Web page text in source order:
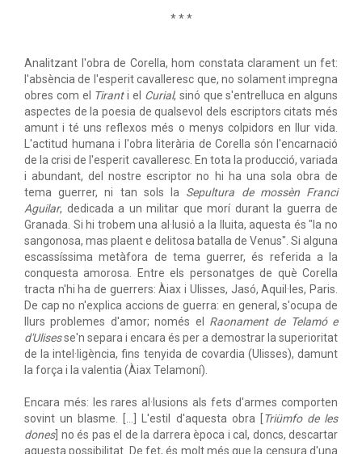
* * *
Analitzant l'obra de Corella, hom constata clarament un fet:
l'absència de l'esperit cavalleresc que, no solament impregna
obres com el Tiranti el Curial, sinó que s'entrelluca en alguns
aspectes de la poesia de qualsevol dels escriptors citats més
amunt i té uns reflexos més o menys colpidors en llur vida.
L'actitud humana i l'obra literària de Corella són l'encarnació
de la crisi de l'esperit cavalleresc. En tota la producció, variada
i abundant, del nostre escriptor no hi ha una sola obra de
tema guerrer, ni tan sols la Sepultura de mossèn Franci
Aguilar, dedicada a un militar que morí durant la guerra de
Granada. Si hi trobem una al·lusió a la lluita, aquesta és "la no
sangonosa, mas plaent e delitosa batalla de Venus". Si alguna
escassíssima metàfora de tema guerrer, és referida a la
conquesta amorosa. Entre els personatges de què Corella
tracta n'hi ha de guerrers: Àiax i Ulisses, Jasó, Aquil·les, Paris.
De cap no n'explica accions de guerra: en general, s'ocupa de
llurs problemes d'amor; només el Raonament de Telamó e
d'Ulisesse'n separa i encara és per a demostrar la superioritat
de la intel·ligència, fins tenyida de covardia (Ulisses), damunt
la força i la valentia (Àiax Telamoní).
Encara més: les rares al·lusions als fets d'armes comporten
sovint un blasme. […] L'estil d'aquesta obra [
Triümfo de les
dones] no és pas el de la darrera època i cal, doncs, descartar
aquesta possibilitat. De fet, és molt més que la censura d'una